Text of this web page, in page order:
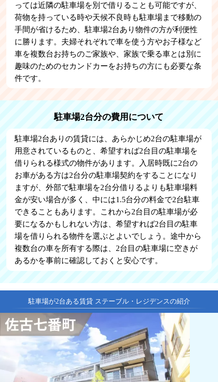
っては近隣の駐車場を別で借りることも可能ですが、
荷物を持っている時や天候不良時も駐車場まで移動の
手間が省けるため、駐車場2台あり物件の方が利便性
に勝ります。夫婦それぞれで車を使う方やお子様など
車を複数台お持ちのご家族や、家族で乗る車とは別に
趣味のためのセカンドカーをお持ちの方にも必要な条
件です。
駐車場2台分の費用について
駐車場2台ありの賃貸には、あらかじめ2台の駐車場が
用意されているものと、希望すれば2台目の駐車場を
借りられる様式の物件があります。入居時既に2台の
お車がある方は2台分の駐車場契約をすることになり
ますが、外部で駐車場を2台分借りるよりも駐車場料
金が安い場合が多く、中には1.5台分の料金で2台駐車
できることもあります。これから2台目の駐車場が必
要になるかもしれない方は、希望すれば2台目の駐車
場を借りられる物件を選ぶとよいでしょう。途中から
複数台の車を所有する際は、2台目の駐車場に空きが
あるかを事前に確認しておくと安心です。
駐車場が2台ある賃貸 ステーブル・レジデンスの紹介